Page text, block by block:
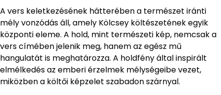
A vers keletkezésének hátterében a természet iránti
mély vonzódás áll, amely Kölcsey költészetének egyik
központi eleme. A hold, mint természeti kép, nemcsak a
vers címében jelenik meg, hanem az egész mű
hangulatát is meghatározza. A holdfény által inspirált
elmélkedés az emberi érzelmek mélységeibe vezet,
miközben a költői képzelet szabadon szárnyal.